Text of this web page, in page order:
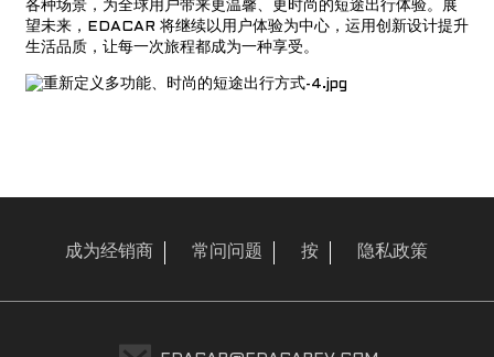
各种场景，为全球用户带来更温馨、更时尚的短途出行体验。展
望未来，EDACAR 将继续以用户体验为中心，运用创新设计提升
生活品质，让每一次旅程都成为一种享受。
成为经销商 常问问题 按 隐私政策